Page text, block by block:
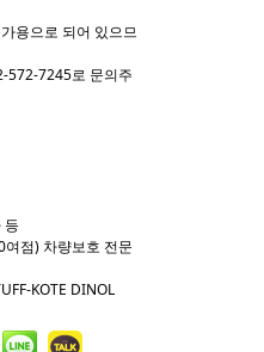
용으로 되어 있으므
572-7245로 문의주
등
점) 차량보호 전문
KOTE DINOL